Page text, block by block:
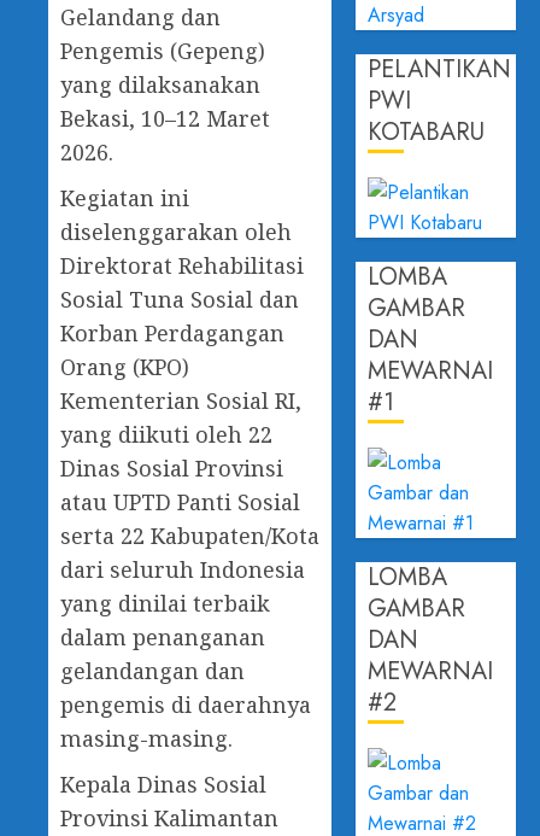
Gelandang dan
Pengemis (Gepeng)
yang dilaksanakan
Bekasi, 10–12 Maret
2026.
Kegiatan ini
diselenggarakan oleh
Direktorat Rehabilitasi
Sosial Tuna Sosial dan
Korban Perdagangan
Orang (KPO)
Kementerian Sosial RI,
yang diikuti oleh 22
Dinas Sosial Provinsi
atau UPTD Panti Sosial
serta 22 Kabupaten/Kota
dari seluruh Indonesia
yang dinilai terbaik
dalam penanganan
gelandangan dan
pengemis di daerahnya
masing-masing.
Kepala Dinas Sosial
Provinsi Kalimantan
PELANTIKAN
PWI
KOTABARU
LOMBA
GAMBAR
DAN
MEWARNAI
#1
LOMBA
GAMBAR
DAN
MEWARNAI
#2